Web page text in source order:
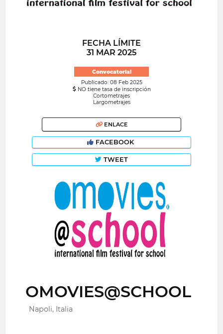
FECHA LÍMITE
31 MAR 2025
Convocatoria!
Publicado: 08 Feb 2025
NO tiene tasa de inscripción
Cortometrajes
Largometrajes
ENLACE
FACEBOOK
TWEET
OMOVIES@SCHOOL
Napoli, Italia